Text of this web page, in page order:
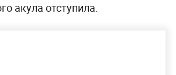
акула отступила.